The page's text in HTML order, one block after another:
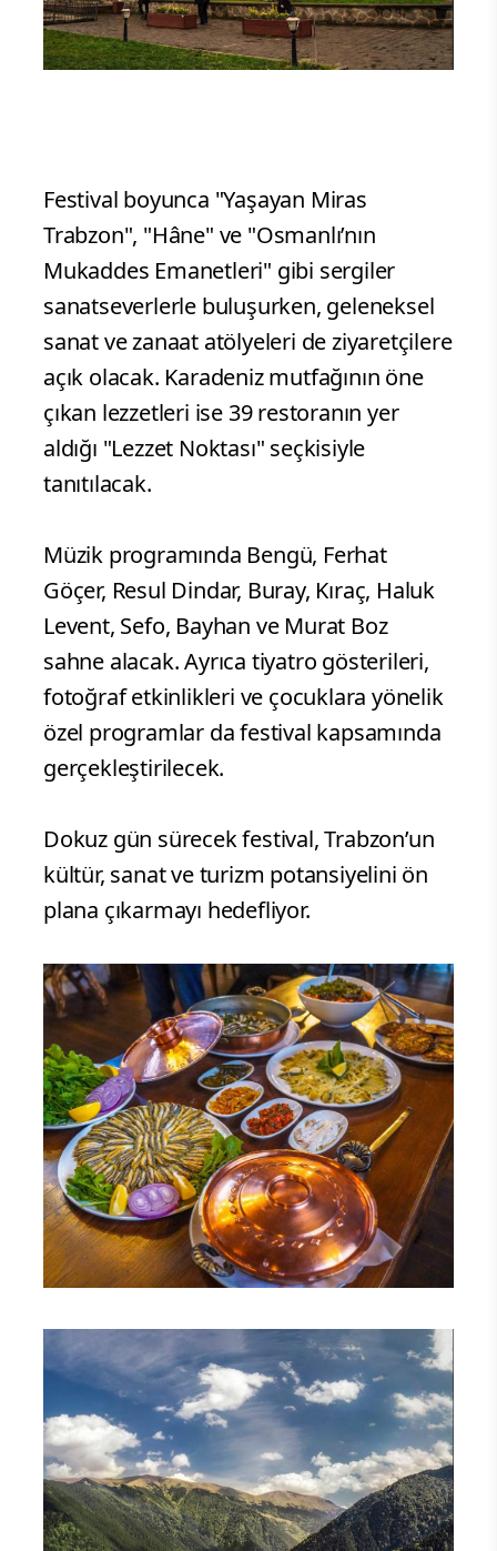
Festival boyunca "Yaşayan Miras
Trabzon", "Hâne" ve "Osmanlı’nın
Mukaddes Emanetleri" gibi sergiler
sanatseverlerle buluşurken, geleneksel
sanat ve zanaat atölyeleri de ziyaretçilere
açık olacak. Karadeniz mutfağının öne
çıkan lezzetleri ise 39 restoranın yer
aldığı "Lezzet Noktası" seçkisiyle
tanıtılacak.
Müzik programında Bengü, Ferhat
Göçer, Resul Dindar, Buray, Kıraç, Haluk
Levent, Sefo, Bayhan ve Murat Boz
sahne alacak. Ayrıca tiyatro gösterileri,
fotoğraf etkinlikleri ve çocuklara yönelik
özel programlar da festival kapsamında
gerçekleştirilecek.
Dokuz gün sürecek festival, Trabzon’un
kültür, sanat ve turizm potansiyelini ön
plana çıkarmayı hedefliyor.